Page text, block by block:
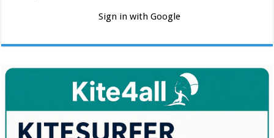
Sign in with Google